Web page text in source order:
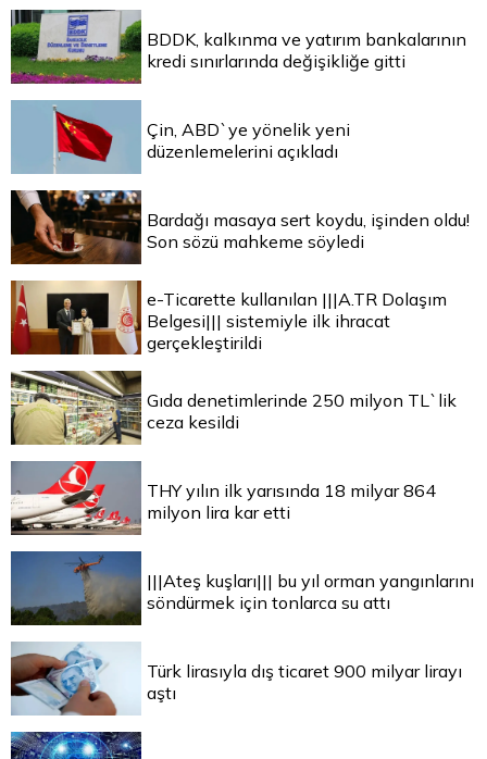
BDDK, kalkınma ve yatırım bankalarının
kredi sınırlarında değişikliğe gitti
Çin, ABD`ye yönelik yeni
düzenlemelerini açıkladı
Bardağı masaya sert koydu, işinden oldu!
Son sözü mahkeme söyledi
e-Ticarette kullanılan |||A.TR Dolaşım
Belgesi||| sistemiyle ilk ihracat
gerçekleştirildi
Gıda denetimlerinde 250 milyon TL`lik
ceza kesildi
THY yılın ilk yarısında 18 milyar 864
milyon lira kar etti
|||Ateş kuşları||| bu yıl orman yangınlarını
söndürmek için tonlarca su attı
Türk lirasıyla dış ticaret 900 milyar lirayı
aştı